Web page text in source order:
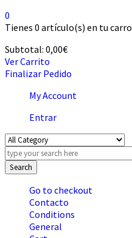
0
Tienes 0 artículo(s) en tu carro
Subtotal: 0,00€
Ver Carrito
Finalizar Pedido
My Account
Entrar
Search
Go to checkout
Contacto
Conditions
General